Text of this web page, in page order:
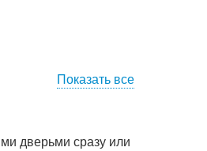
Показать все
дверьми сразу или